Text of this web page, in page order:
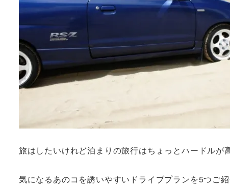
旅はしたいけれど泊まりの旅行はちょっとハードル
気になるあのコを誘いやすいドライブプランを5つご紹